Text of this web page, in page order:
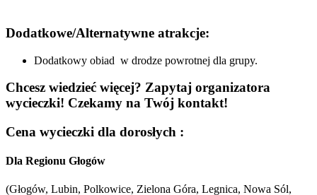
Dodatkowe/Alternatywne atrakcje:
Dodatkowy obiad w drodze powrotnej dla grupy.
Chcesz wiedzieć więcej? Zapytaj organizatora
wycieczki! Czekamy na Twój kontakt!
Cena wycieczki dla dorosłych :
Dla Regionu Głogów
(Głogów, Lubin, Polkowice, Zielona Góra, Legnica, Nowa Sól,